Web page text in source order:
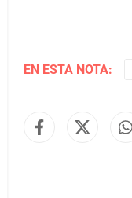
EN ESTA NOTA: